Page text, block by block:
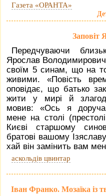
Газета «ОРАНТА»
Заповіт
Передчуваючи
Ярослав Володимирович
своїм 5 синам, що на
живими. «Повість
оповідає, що батько
жити у мирі й
мовив: «Ось я
мене на столі
Києві старшому
братові вашому
хай він замінить вам
аскольдів цвинтар
Іван Франко. Мозаїка із